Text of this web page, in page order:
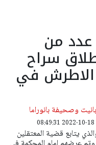
عدد من
سراح
الاطرش في
وصحيفة بانوراما
يتابع قضية المعتقلين